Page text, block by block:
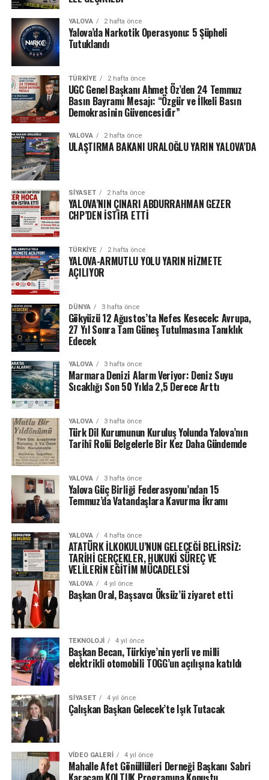
YALOVA 2 hafta önce
Yalova’da Narkotik Operasyonu: 5 Şüpheli
Tutuklandı
TÜRKIYE 2 hafta önce
UGC Genel Başkanı Ahmet Öz’den 24 Temmuz
Basın Bayramı Mesajı: “Özgür ve İlkeli Basın
Demokrasinin Güvencesidir”
YALOVA 2 hafta önce
ULAŞTIRMA BAKANI URALOĞLU YARIN YALOVA’DA
SIYASET 2 hafta önce
YALOVA’NIN ÇINARI ABDURRAHMAN GEZER
CHP’DEN İSTİFA ETTİ
TÜRKIYE 2 hafta önce
YALOVA-ARMUTLU YOLU YARIN HİZMETE
AÇILIYOR
DÜNYA 3 hafta önce
Gökyüzü 12 Ağustos’ta Nefes Kesecek: Avrupa,
27 Yıl Sonra Tam Güneş Tutulmasına Tanıklık
Edecek
YALOVA 3 hafta önce
Marmara Denizi Alarm Veriyor: Deniz Suyu
Sıcaklığı Son 50 Yılda 2,5 Derece Arttı
YALOVA 3 hafta önce
Türk Dil Kurumunun Kuruluş Yolunda Yalova’nın
Tarihî Rolü Belgelerle Bir Kez Daha Gündemde
YALOVA 3 hafta önce
Yalova Güç Birliği Federasyonu’ndan 15
Temmuz’da Vatandaşlara Kavurma İkramı
YALOVA 4 hafta önce
ATATÜRK İLKOKULU’NUN GELECEĞİ BELİRSİZ:
TARİHİ GERÇEKLER, HUKUKİ SÜREÇ VE
VELİLERİN EĞİTİM MÜCADELESİ
YALOVA 4 yıl önce
Başkan Oral, Başsavcı Öksüz’ü ziyaret etti
TEKNOLOJI 4 yıl önce
Başkan Becan, Türkiye’nin yerli ve milli
elektrikli otomobili TOGG’un açılışına katıldı
SIYASET 4 yıl önce
Çalışkan Başkan Gelecek’te Işık Tutacak
VIDEO GALERI 4 yıl önce
Mahalle Afet Gönüllüleri Derneği Başkanı Sabri